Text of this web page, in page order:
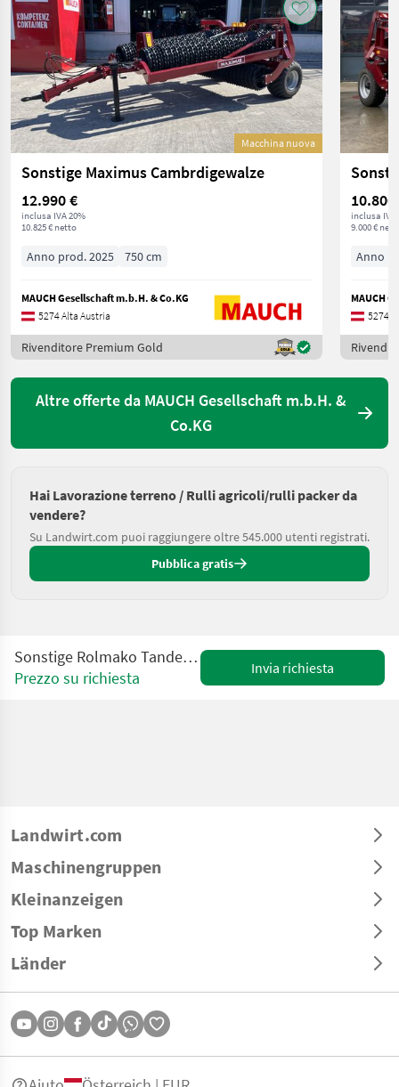
Macchina nuova
Sonstige Maximus Cambrdigewalze
12.990 €
inclusa IVA 20%
10.825 € netto
Anno prod. 2025 750 cm
MAUCH Gesellschaft m.b.H. & Co.KG
5274 Alta Austria
Rivenditore Premium Gold
10.800
inclusa IVA
9.000 €
Anno
MAUCH
5274
Altre offerte da MAUCH Gesellschaft m.b.H. &
Co.KG
Hai Lavorazione terreno / Rulli agricoli/rulli packer da
vendere?
Su Landwirt.com puoi raggiungere oltre 545.000 utenti registrati.
Pubblica gratis
Sonstige Rolmako Tandem Messerwalze 5m hydr. klappbar
Prezzo su richiesta
Invia richiesta
Landwirt.com
Maschinengruppen
Kleinanzeigen
Top Marken
Länder